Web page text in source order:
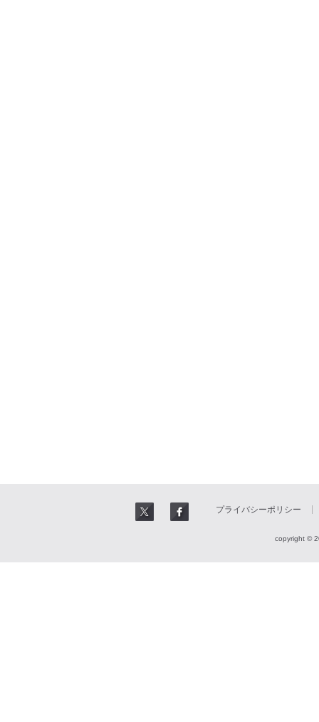
プライバシーポリシー
copyright ©